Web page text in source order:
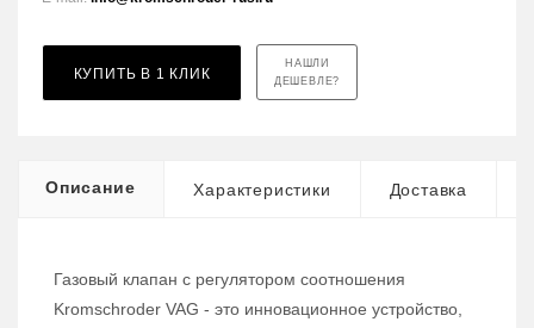
КУПИТЬ В 1 КЛИК
НАШЛИ
ДЕШЕВЛЕ?
Описание Характеристики Доставка
Газовый клапан с регулятором соотношения
Kromschroder VAG - это инновационное устройство,